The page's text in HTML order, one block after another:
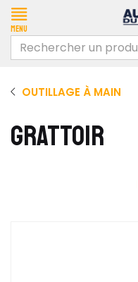
Menu
OUTILLAGE À MAIN
GRATTOIR